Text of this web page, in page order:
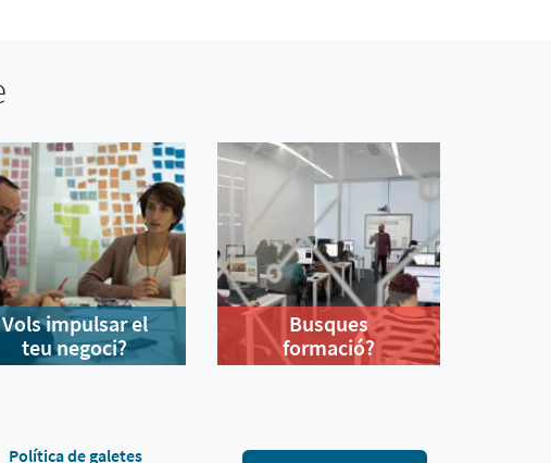
Vols impulsar el
teu negoci?
Busques
formació?
Política de galetes